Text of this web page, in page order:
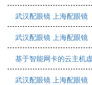
武汉配眼镜 上海配眼镜
武汉配眼镜 上海配眼镜
基于智能网卡的云主机
武汉配眼镜 上海配眼镜